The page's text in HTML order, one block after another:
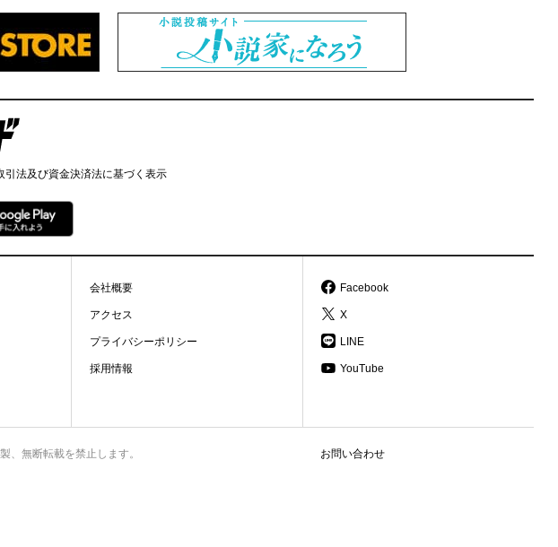
引法及び資金決済法に基づく表示
会社概要
アクセス
プライバシーポリシー
採用情報
Facebook
X
LINE
YouTube
お問い合わせ
、無断転載を禁止します。